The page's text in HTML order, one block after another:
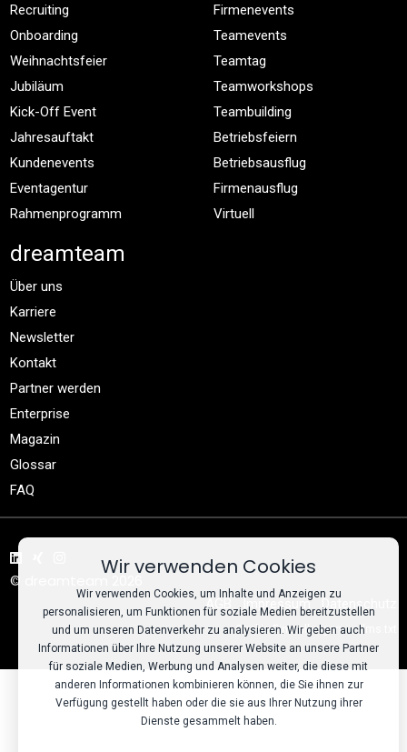
Recruiting
Onboarding
Weihnachtsfeier
Jubiläum
Kick-Off Event
Jahresauftakt
Kundenevents
Eventagentur
Rahmenprogramm
Firmenevents
Teamevents
Teamtag
Teamworkshops
Teambuilding
Betriebsfeiern
Betriebsausflug
Firmenausflug
Virtuell
dreamteam
Über uns
Karriere
Newsletter
Kontakt
Partner werden
Enterprise
Magazin
Glossar
FAQ
© dreamteam 2026
AGB Impressum Datenschutz
Cookie-Einstellungen llms.txt
Wir verwenden Cookies
Wir verwenden Cookies, um Inhalte und Anzeigen zu
personalisieren, um Funktionen für soziale Medien bereitzustellen
und um unseren Datenverkehr zu analysieren. Wir geben auch
Informationen über Ihre Nutzung unserer Website an unsere Partner
für soziale Medien, Werbung und Analysen weiter, die diese mit
anderen Informationen kombinieren können, die Sie ihnen zur
Verfügung gestellt haben oder die sie aus Ihrer Nutzung ihrer
Dienste gesammelt haben.